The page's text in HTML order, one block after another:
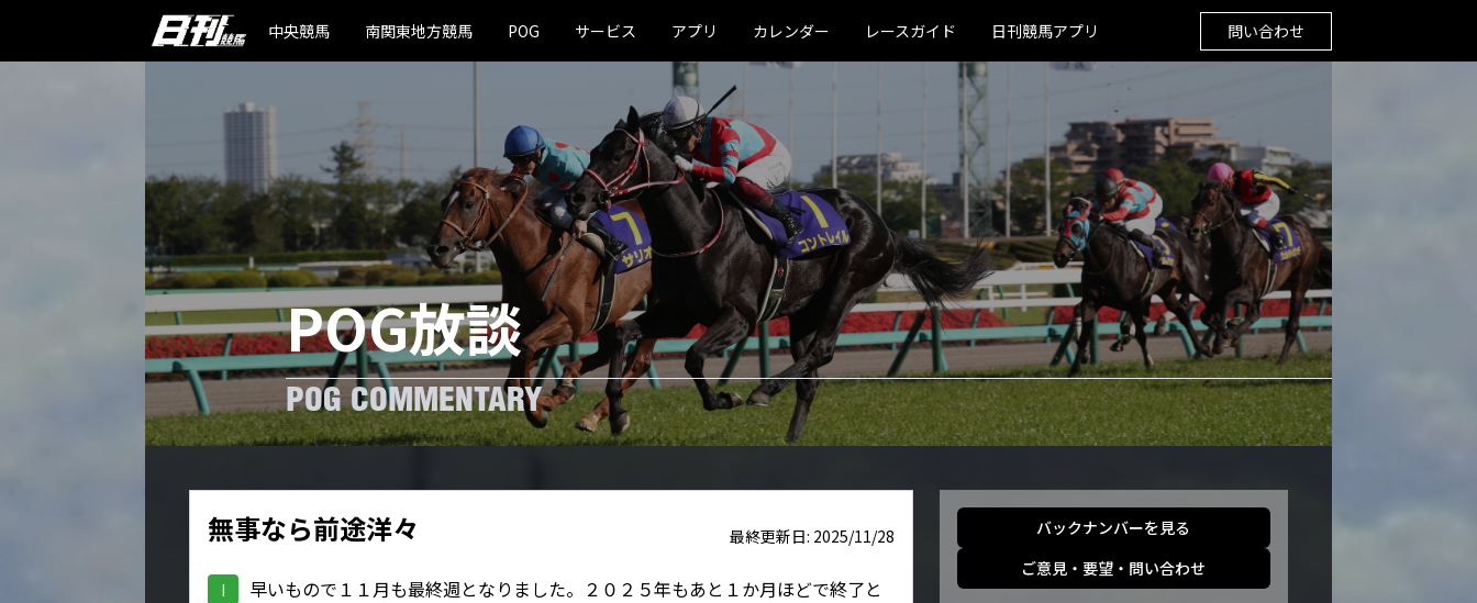
中央競馬 南関東地方競馬 POG サービス アプリ カレンダー レースガイド 日刊競馬アプリ 問い合わせ
POG放談
POG COMMENTARY
無事なら前途洋々 最終更新日: 2025/11/28
I
早いもので１１月も最終週となりました。２０２５年もあと１か月ほどで終了と
バックナンバーを見る
ご意見・要望・問い合わせ